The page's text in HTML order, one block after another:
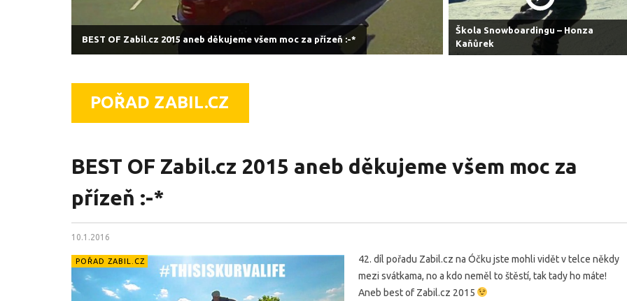
BEST OF Zabil.cz 2015 aneb děkujeme všem moc za přízeň :-*
Škola Snowboardingu – Honza
Kaňůrek
POŘAD ZABIL.CZ
BEST OF Zabil.cz 2015 aneb děkujeme všem moc za
přízeň :-*
10.1.2016
POŘAD ZABIL.CZ
42. díl pořadu Zabil.cz na Óčku jste mohli vidět v telce někdy
mezi svátkama, no a kdo neměl to štěstí, tak tady ho máte!
Aneb best of Zabil.cz 2015